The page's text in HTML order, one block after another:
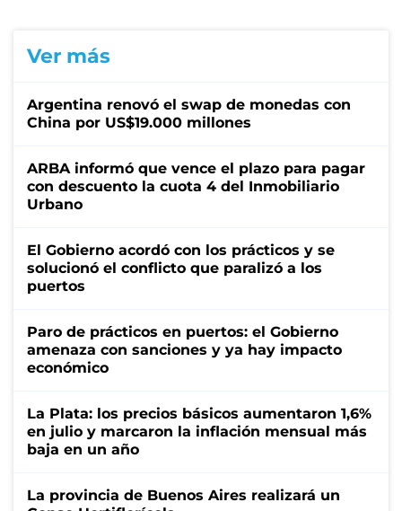
Ver más
Argentina renovó el swap de monedas con
China por US$19.000 millones
ARBA informó que vence el plazo para pagar
con descuento la cuota 4 del Inmobiliario
Urbano
El Gobierno acordó con los prácticos y se
solucionó el conflicto que paralizó a los
puertos
Paro de prácticos en puertos: el Gobierno
amenaza con sanciones y ya hay impacto
económico
La Plata: los precios básicos aumentaron 1,6%
en julio y marcaron la inflación mensual más
baja en un año
La provincia de Buenos Aires realizará un